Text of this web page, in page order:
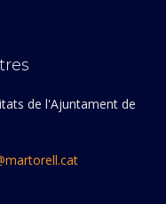
de l'Ajuntament de